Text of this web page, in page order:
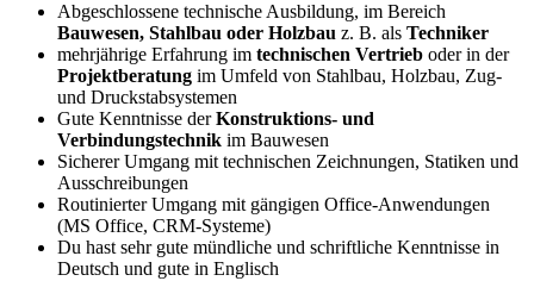
Abgeschlossene technische Ausbildung, im Bereich
Bauwesen, Stahlbau oder Holzbau z. B. als Techniker
mehrjährige Erfahrung im technischen Vertrieb oder in der
Projektberatung im Umfeld von Stahlbau, Holzbau, Zug-
und Druckstabsystemen
Gute Kenntnisse derKonstruktions- und
Verbindungstechnik im Bauwesen
Sicherer Umgang mit technischen Zeichnungen, Statiken und
Ausschreibungen
Routinierter Umgang mit gängigen Office-Anwendungen
(MS Office, CRM-Systeme)
Du hast sehr gute mündliche und schriftliche Kenntnisse in
Deutsch und gute in Englisch